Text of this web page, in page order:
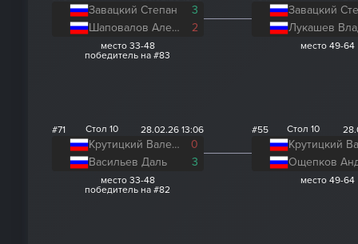
Завацкий Степан
3
Шаповалов Александр
2
место 33-48
победитель на #83
#71 Стол 10 28.02.26 13:06
Крутицкий Валерий
0
Васильев Даль
3
место 33-48
победитель на #82
Завацкий
место 49-64
#55 Стол 10
Ощепков
место 49-64